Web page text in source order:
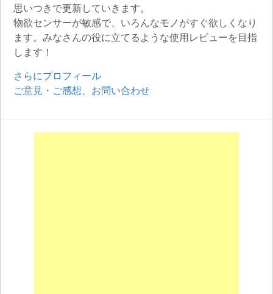
思いつきで更新していきます。
物欲センサーが敏感で、いろんなモノがすぐ欲しくなり
ます。みなさんの役に立てるような使用レビューを目指
します！
さらにプロフィール
ご意見・ご感想、お問い合わせ